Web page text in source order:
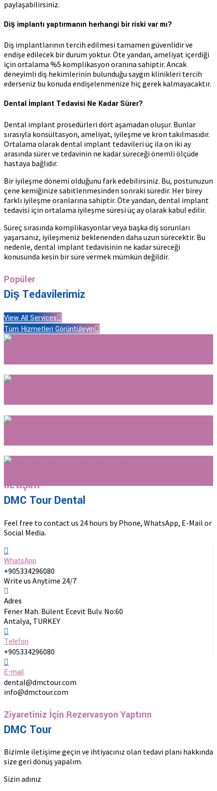
paylaşabilirsiniz.
Diş implantı yaptırmanın herhangi bir riski var mı?
Diş implantlarının tercih edilmesi tamamen güvenlidir ve
endişe edilecek bir durum yoktur. Öte yandan, ameliyat içerdiği
için ortalama %5 komplikasyon oranına sahiptir. Ancak
deneyimli diş hekimlerinin bulunduğu saygın klinikleri tercih
ederseniz bu konuda endişelenmenize hiç gerek kalmayacaktır.
Dental İmplant Tedavisi Ne Kadar Sürer?
Dental implant prosedürleri dört aşamadan oluşur. Bunlar
sırasıyla konsültasyon, ameliyat, iyileşme ve kron takılmasıdır.
Ortalama olarak dental implant tedavileri üç ila on iki ay
arasında sürer ve tedavinin ne kadar süreceği önemli ölçüde
hastaya bağlıdır.
Bir iyileşme dönemi olduğunu fark edebilirsiniz. Bu, postunuzun
çene kemiğinize sabitlenmesinden sonraki süredir. Her birey
farklı iyileşme oranlarına sahiptir. Öte yandan, dental implant
tedavisi için ortalama iyileşme süresi üç ay olarak kabul edilir.
Süreç sırasında komplikasyonlar veya başka diş sorunları
yaşarsanız, iyileşmeniz beklenenden daha uzun sürecektir. Bu
nedenle, dental implant tedavisinin ne kadar süreceği
konusunda kesin bir süre vermek mümkün değildir.
Popüler
Diş Tedavilerimiz
View All Services
Tüm Hizmetleri Görüntüleyin
İletişim
DMC Tour Dental
Feel free to contact us 24 hours by Phone, WhatsApp, E-Mail or
Social Media.
WhatsApp
+905334296080
Write us Anytime 24/7
Adres
Fener Mah. Bülent Ecevit Bulv. No:60
Antalya, TURKEY
Telefon
+905334296080
E-mail
dental@dmctour.com
info@dmctour.com
Ziyaretiniz İçin Rezervasyon Yaptırın
DMC Tour
Bizimle iletişime geçin ve ihtiyacınız olan tedavi planı hakkında
size geri dönüş yapalım.
Sizin adınız